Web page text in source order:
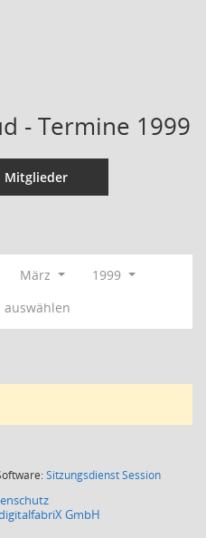
- Termine 1999
Mitglieder
März
1999
auswählen
SitzungsdienstSession(Wird in
GmbH